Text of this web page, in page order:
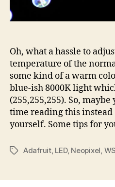
Oh, what a hassle to
temperature of the
some kind of a warm
blue-ish 8000K light
(255,255,255). So, maybe
time reading this
yourself. Some tips for
Schlagwörter
Adafruit, LED, Neopixel,